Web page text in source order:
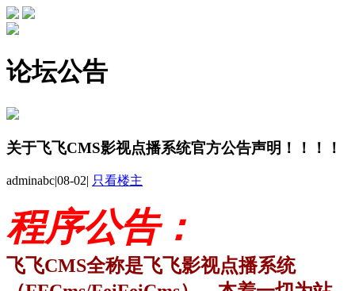
论坛公告
关于飞飞CMS影视点播系统官方公告声明！！！！
adminabc|08-02| 只看楼主
程序公告：
飞飞CMS全称是飞飞影视点播系统